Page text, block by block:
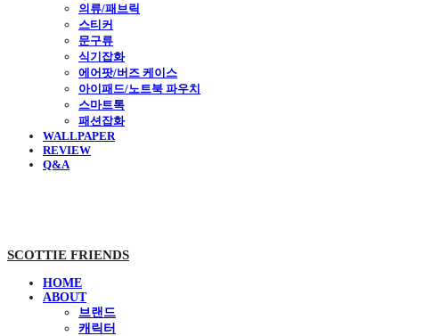
의류/패브릭
스티커
문구류
식기잡화
에어팟/버즈 케이스
아이패드/노트북 파우치
스마트톡
패션잡화
WALLPAPER
REVIEW
Q&A
SCOTTIE FRIENDS
HOME
ABOUT
브랜드
캐릭터